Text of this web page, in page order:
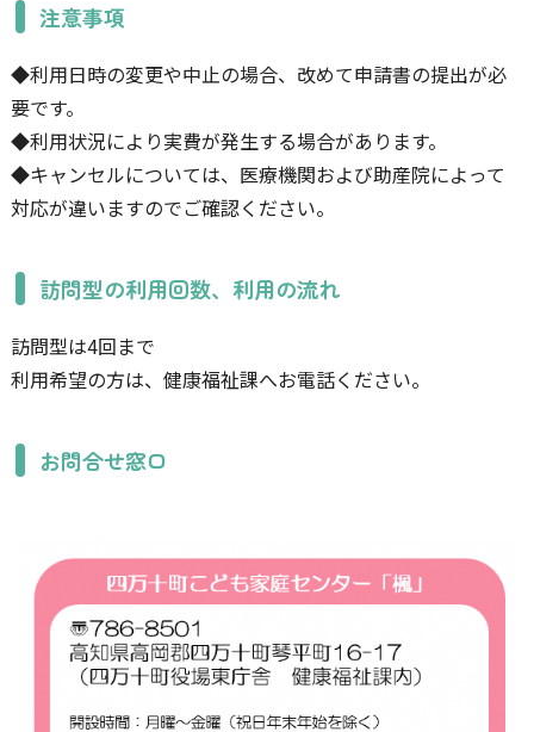
注意事項
◆利用日時の変更や中止の場合、改めて申請書の提出が必
要です。
◆利用状況により実費が発生する場合があります。
◆キャンセルについては、医療機関および助産院によって
対応が違いますのでご確認ください。
訪問型の利用回数、利用の流れ
訪問型は4回まで
利用希望の方は、健康福祉課へお電話ください。
お問合せ窓口